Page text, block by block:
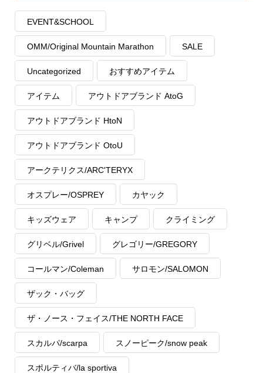
EVENT&SCHOOL
OMM/Original Mountain Marathon SALE
Uncategorized おすすめアイテム
アイテム アウトドアブランド AtoG
アウトドアブランド HtoN
アウトドアブランド OtoU
アークテリクス/ARC'TERYX
オスプレー/OSPREY カヤック
キッズウェア キャンプ クライミング
グリベル/Grivel グレゴリー/GREGORY
コールマン/Coleman サロモン/SALOMON
ザック・バッグ
ザ・ノース・フェイス/THE NORTH FACE
スカルパ/scarpa スノーピーク/snow peak
スポルティバ/la sportiva